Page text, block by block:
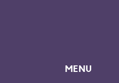
MENU